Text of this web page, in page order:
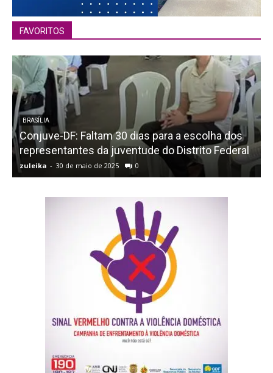
FAVORITOS
BRASÍLIA
Conjuve-DF: Faltam 30 dias para a escolha dos
representantes da juventude do Distrito Federal
zuleika - 30 de maio de 2025 0